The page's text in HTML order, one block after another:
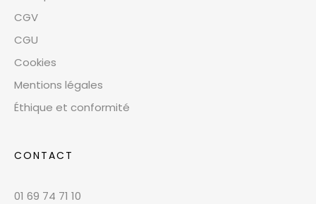
CGV
CGU
Cookies
Mentions légales
Éthique et conformité
CONTACT
01 69 74 71 10